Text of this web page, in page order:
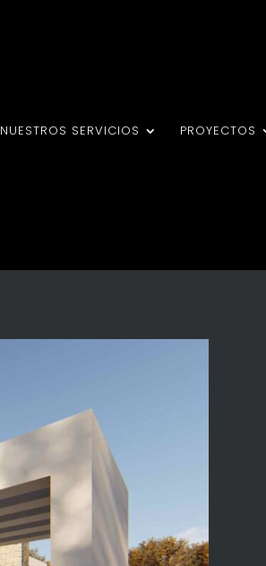
NUESTROS SERVICIOS PROYECTOS